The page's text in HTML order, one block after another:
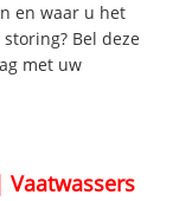
en waar u het
Bel deze
met uw